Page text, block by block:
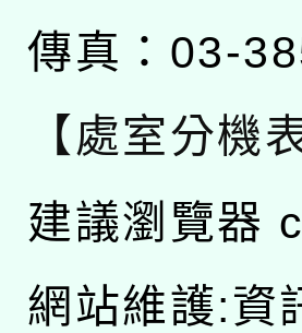
傳真：03-
【處室分機
建議瀏覽器
網站維護:資